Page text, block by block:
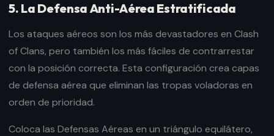
5. La Defensa Anti-Aérea Estratificada
Los ataques aéreos son los más devastadores en Clash
of Clans, pero también los más fáciles de contrarrestar
con la posición correcta. Esta configuración crea capas
de defensa aérea que eliminan las tropas voladoras en
orden de prioridad.
Coloca las Defensas Aéreas en un triángulo equilátero,